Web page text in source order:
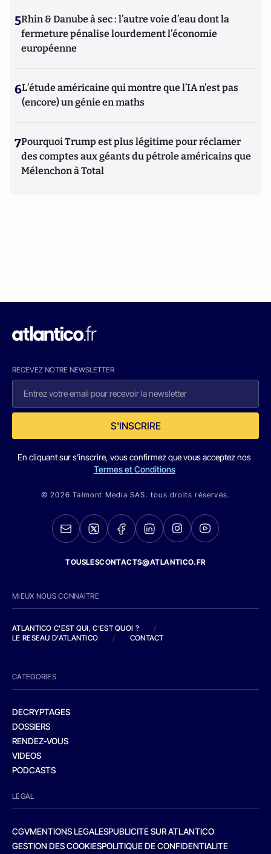
5Rhin & Danube à sec : l’autre voie d’eau dont la
fermeture pénalise lourdement l’économie
européenne
6L’étude américaine qui montre que l’IA n’est pas
(encore) un génie en maths
7Pourquoi Trump est plus légitime pour réclamer
des comptes aux géants du pétrole américains que
Mélenchon à Total
RECEVEZ NOTRE NEWSLETTER
S'INSCRIRE
En cliquant sur s'inscrire, vous confirmez que vous acceptez nos
Termes et Conditions
© 2026 Talmont Media SAS. tous droits réservés.
TOUSLESCONTACTS@ATLANTICO.FR
MIEUX NOUS CONNAITRE
ATLANTICO C'EST QUI, C'EST QUOI ?
/
LE RESEAU D'ATLANTICO
/ CONTACT
CATEGORIES
DECRYPTAGES
DOSSIERS
RENDEZ-VOUS
VIDEOS
PODCASTS
LEGAL
CGVMENTIONS LEGALESPUBLICITE SUR ATLANTICO
GESTION DES COOKIESPOLITIQUE DE CONFIDENTIALITE